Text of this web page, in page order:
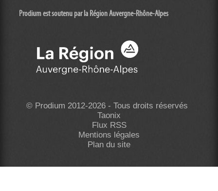
Prodium est soutenu par la Région Auvergne-Rhône-Alpes
© Prodium 2012-2026 - Tous droits réservés
Taonix
Flux RSS
Mentions légales
Plan du site